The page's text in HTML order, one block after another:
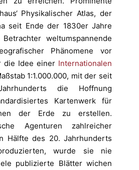
Physikalischer Atlas, der
seit Ende der 1830er Jahre
weltumspannende
Phänomene vor
die Idee einer Internationalen
1:1.000.000, mit der seit
die Hoffnung
Kartenwerk für
der Erde zu erstellen.
Agenturen zahlreicher
Hälfte des 20. Jahrhunderts
wurde sie nie
publizierte Blätter wichen